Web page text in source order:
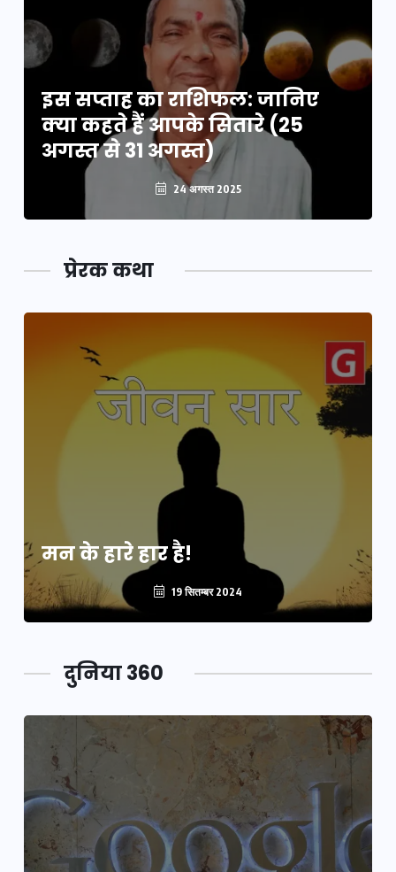
इस सप्ताह का राशिफल: जानिए
क्या कहते हैं आपके सितारे (25
अगस्त से 31 अगस्त)
24 अगस्त 2025
प्रेरक कथा
मन के हारे हार है!
19 सितम्बर 2024
दुनिया 360